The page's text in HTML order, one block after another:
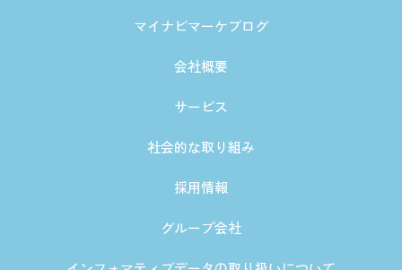
マイナビマーケブログ
会社概要
サービス
社会的な取り組み
採用情報
グループ会社